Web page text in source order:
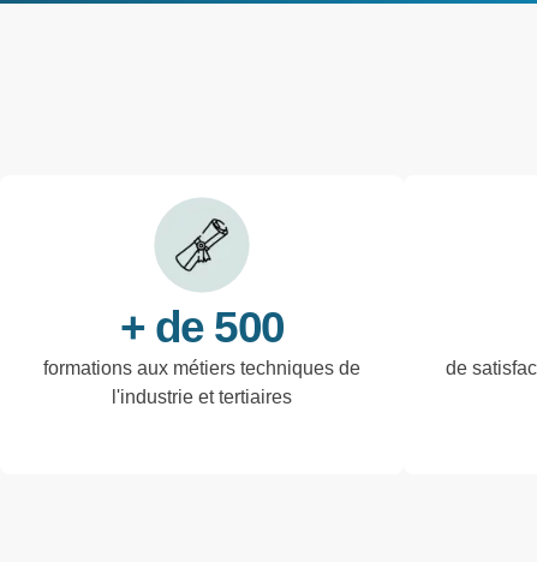
+ de 500
formations aux métiers techniques de
l'industrie et tertiaires
de